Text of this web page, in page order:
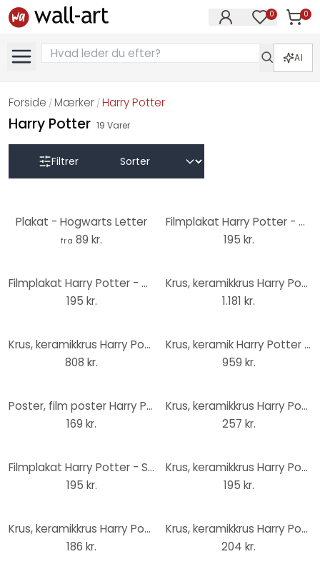
0 0
Varer
AI
Forside / Mærker /Harry Potter
Harry Potter 19 Varer
Filtrer
Plakat - Hogwarts Letter
fra 89 kr.
Filmplakat Harry Potter - De Vises Sten, plakat (61 x 91,5 cm)
195 kr.
Filmplakat Harry Potter - Diagonalstræde, plakat (91,5 x 61 cm)
195 kr.
Krus, keramikkrus Harry Potter - Deatheatre
1.181 kr.
Krus, keramikkrus Harry Potter - Hufflepuff
808 kr.
Krus, keramik Harry Potter - Golden Snitch
959 kr.
Poster, film poster Harry Potter - The Wand 61x91,5 cm
169 kr.
Krus, keramikkrus Harry Potter - Patronus
257 kr.
Filmplakat Harry Potter - Sirius Black Wanted, plakat (61 x 91,5 cm)
195 kr.
Krus, keramikkrus Harry Potter - Expecto Patronum
195 kr.
Krus, keramikkrus Harry Potter - Polyjuice Potion
186 kr.
Krus, keramikkrus Harry Potter - De 4 huse
204 kr.